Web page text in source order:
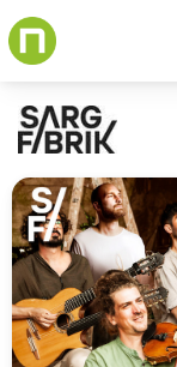
Skip
to
content